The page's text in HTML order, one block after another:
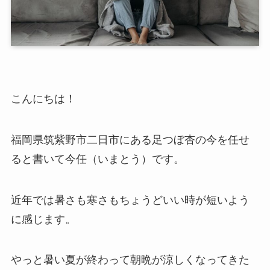
こんにちは！
福岡県筑紫野市二日市にある足つぼ杏の今を任せ
ると書いて今任（いまとう）です。
近年では暑さも寒さもちょうどいい時が短いよう
に感じます。
やっと暑い夏が終わって朝晩が涼しくなってきた